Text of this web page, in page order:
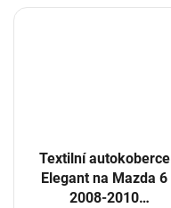
Textilní autokoberce
Elegant na Mazda 6
2008-2010